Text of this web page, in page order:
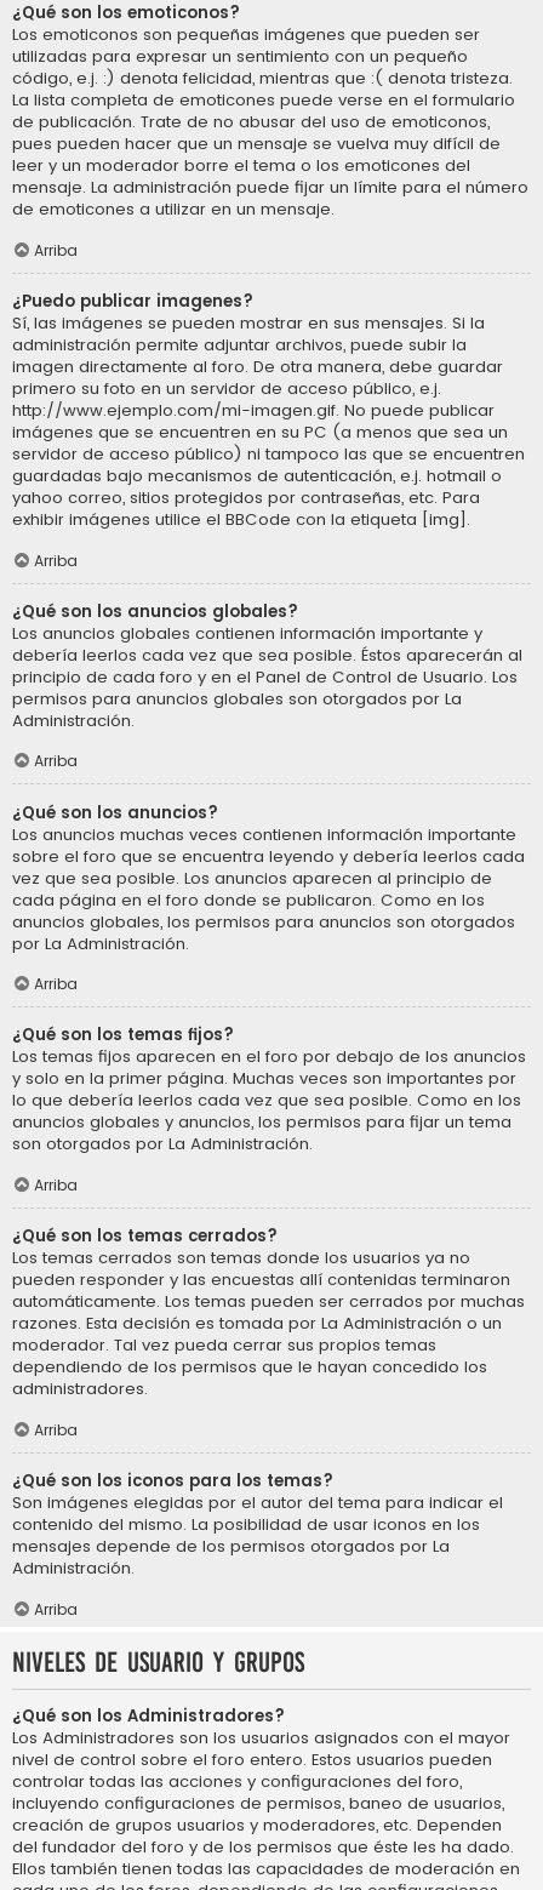
¿Qué son los emoticonos?
Los emoticonos son pequeñas imágenes que pueden ser
utilizadas para expresar un sentimiento con un pequeño
código, e.j. :) denota felicidad, mientras que :( denota tristeza.
La lista completa de emoticones puede verse en el formulario
de publicación. Trate de no abusar del uso de emoticonos,
pues pueden hacer que un mensaje se vuelva muy difícil de
leer y un moderador borre el tema o los emoticones del
mensaje. La administración puede fijar un límite para el número
de emoticones a utilizar en un mensaje.
Arriba
¿Puedo publicar imagenes?
Sí, las imágenes se pueden mostrar en sus mensajes. Si la
administración permite adjuntar archivos, puede subir la
imagen directamente al foro. De otra manera, debe guardar
primero su foto en un servidor de acceso público, e.j.
http://www.ejemplo.com/mi-imagen.gif. No puede publicar
imágenes que se encuentren en su PC (a menos que sea un
servidor de acceso público) ni tampoco las que se encuentren
guardadas bajo mecanismos de autenticación, e.j. hotmail o
yahoo correo, sitios protegidos por contraseñas, etc. Para
exhibir imágenes utilice el BBCode con la etiqueta [img].
Arriba
¿Qué son los anuncios globales?
Los anuncios globales contienen información importante y
debería leerlos cada vez que sea posible. Éstos aparecerán al
principio de cada foro y en el Panel de Control de Usuario. Los
permisos para anuncios globales son otorgados por La
Administración.
Arriba
¿Qué son los anuncios?
Los anuncios muchas veces contienen información importante
sobre el foro que se encuentra leyendo y debería leerlos cada
vez que sea posible. Los anuncios aparecen al principio de
cada página en el foro donde se publicaron. Como en los
anuncios globales, los permisos para anuncios son otorgados
por La Administración.
Arriba
¿Qué son los temas fijos?
Los temas fijos aparecen en el foro por debajo de los anuncios
y solo en la primer página. Muchas veces son importantes por
lo que debería leerlos cada vez que sea posible. Como en los
anuncios globales y anuncios, los permisos para fijar un tema
son otorgados por La Administración.
Arriba
¿Qué son los temas cerrados?
Los temas cerrados son temas donde los usuarios ya no
pueden responder y las encuestas allí contenidas terminaron
automáticamente. Los temas pueden ser cerrados por muchas
razones. Esta decisión es tomada por La Administración o un
moderador. Tal vez pueda cerrar sus propios temas
dependiendo de los permisos que le hayan concedido los
administradores.
Arriba
¿Qué son los iconos para los temas?
Son imágenes elegidas por el autor del tema para indicar el
contenido del mismo. La posibilidad de usar iconos en los
mensajes depende de los permisos otorgados por La
Administración.
Arriba
Niveles de usuario y grupos
¿Qué son los Administradores?
Los Administradores son los usuarios asignados con el mayor
nivel de control sobre el foro entero. Estos usuarios pueden
controlar todas las acciones y configuraciones del foro,
incluyendo configuraciones de permisos, baneo de usuarios,
creación de grupos usuarios y moderadores, etc. Dependen
del fundador del foro y de los permisos que éste les ha dado.
Ellos también tienen todas las capacidades de moderación en